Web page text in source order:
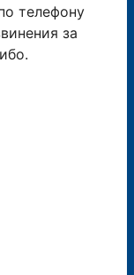
телефону
за